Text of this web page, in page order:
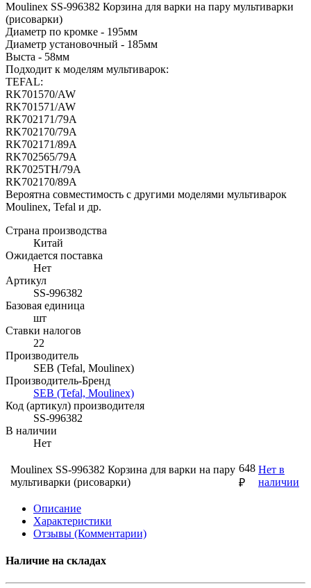
Moulinex SS-996382 Корзина для варки на пару мультиварки
(рисоварки)
Диаметр по кромке - 195мм
Диаметр установочный - 185мм
Выста - 58мм
Подходит к моделям мультиварок:
TEFAL:
RK701570/AW
RK701571/AW
RK702171/79A
RK702170/79A
RK702171/89A
RK702565/79A
RK7025TH/79A
RK702170/89A
Вероятна совместимость с другими моделями мультиварок
Moulinex, Tefal и др.
Страна производства
Китай
Ожидается поставка
Нет
Артикул
SS-996382
Базовая единица
шт
Ставки налогов
22
Производитель
SEB (Tefal, Moulinex)
Производитель-Бренд
SEB (Tefal, Moulinex)
Код (артикул) производителя
SS-996382
В наличии
Нет
Moulinex SS-996382 Корзина для варки на пару
мультиварки (рисоварки)
648
₽
Нет в
наличии
Описание
Характеристики
Отзывы (Комментарии)
Наличие на складах